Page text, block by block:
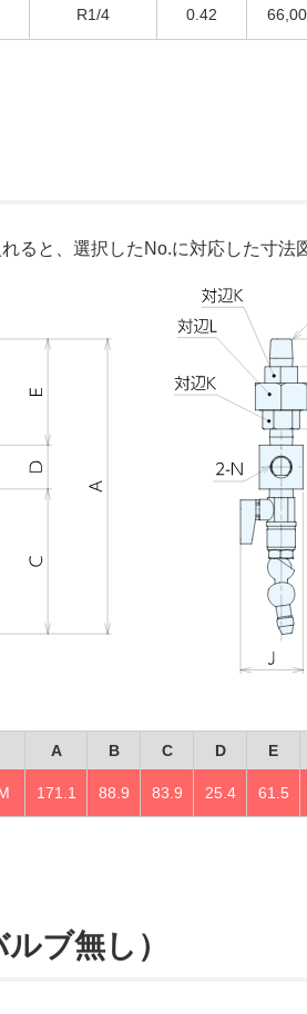
R1/4 0.42
ると、選択したNo.に対応した寸法
A B C D E
171.1 88.9 83.9 25.4 61.5
ブ無し）